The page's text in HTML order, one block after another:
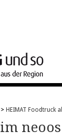
HEIMAT Foodtruck